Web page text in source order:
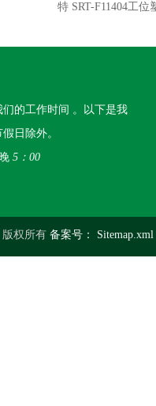
特 SRT-F11404工
的工作时间 。以下是我
日除外。
5：00
权所有 备案号： Sitemap.xml